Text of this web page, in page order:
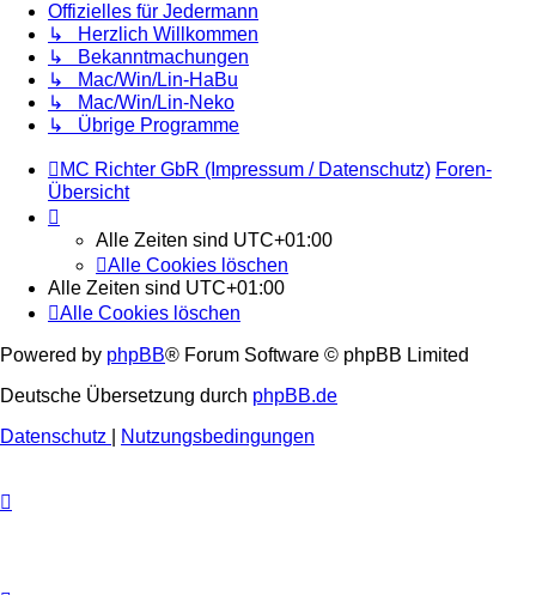
Offizielles für Jedermann
↳ Herzlich Willkommen
↳ Bekanntmachungen
↳ Mac/Win/Lin-HaBu
↳ Mac/Win/Lin-Neko
↳ Übrige Programme
MC Richter GbR (Impressum / Datenschutz) Foren-
Übersicht
Alle Zeiten sind UTC+01:00
Alle Cookies löschen
Alle Zeiten sind UTC+01:00
Alle Cookies löschen
Powered by phpBB® Forum Software © phpBB Limited
Deutsche Übersetzung durch phpBB.de
Datenschutz
Nutzungsbedingungen